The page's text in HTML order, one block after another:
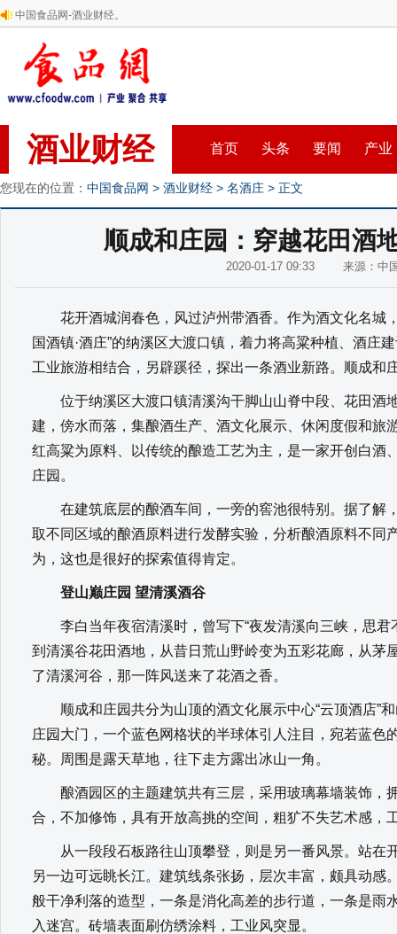
中国食品网-酒业财经。
酒业财经 首页 头条 要闻 产业
您现在的位置： 中国食品网 > 酒业财经 > 名酒庄 > 正文
顺成和庄园：穿越花田酒
2020-01-17 09:33 来源：中
花开酒城润春色，风过泸州带酒香。作为酒文化名城
国酒镇·酒庄”的纳溪区大渡口镇，着力将高粱种植、酒庄
工业旅游相结合，另辟蹊径，探出一条酒业新路。顺成和
位于纳溪区大渡口镇清溪沟干脚山山脊中段、花田酒
建，傍水而落，集酿酒生产、酒文化展示、休闲度假和旅
红高粱为原料、以传统的酿造工艺为主，是一家开创白酒
庄园。
在建筑底层的酿酒车间，一旁的窖池很特别。据了解
取不同区域的酿酒原料进行发酵实验，分析酿酒原料不同
为，这也是很好的探索值得肯定。
登山巅庄园 望清溪酒谷
李白当年夜宿清溪时，曾写下“夜发清溪向三峡，思君
到清溪谷花田酒地，从昔日荒山野岭变为五彩花廊，从茅
了清溪河谷，那一阵风送来了花酒之香。
顺成和庄园共分为山顶的酒文化展示中心“云顶酒店”
庄园大门，一个蓝色网格状的半球体引人注目，宛若蓝色
秘。周围是露天草地，往下走方露出冰山一角。
酿酒园区的主题建筑共有三层，采用玻璃幕墙装饰，拥
合，不加修饰，具有开放高挑的空间，粗犷不失艺术感，
从一段段石板路往山顶攀登，则是另一番风景。站在
另一边可远眺长江。建筑线条张扬，层次丰富，颇具动感
般干净利落的造型，一条是消化高差的步行道，一条是雨
入迷宫。砖墙表面刷仿绣涂料，工业风突显。